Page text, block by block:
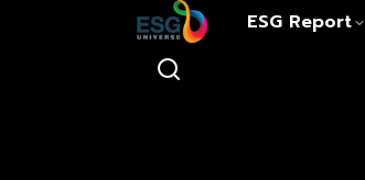
ESG Report